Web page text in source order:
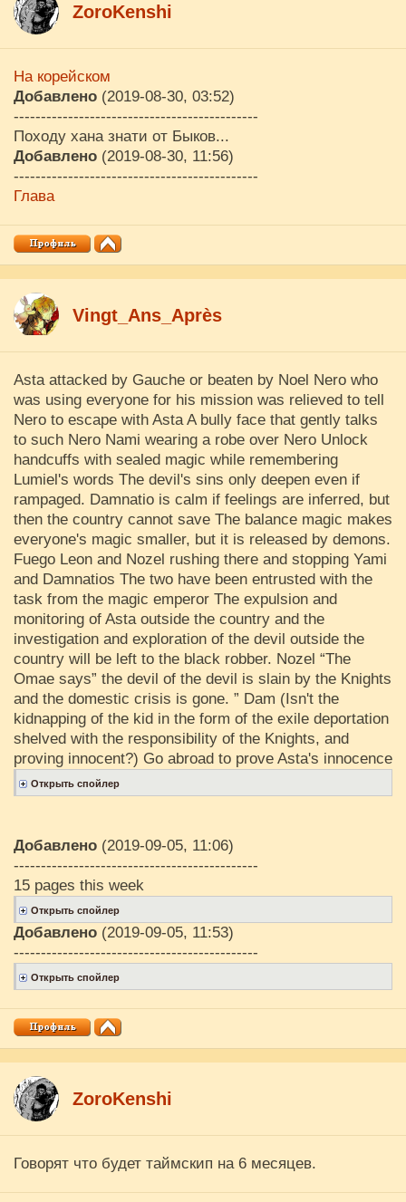
ZoroKenshi
На корейском
Добавлено (2019-08-30, 03:52)
---------------------------------------------
Походу хана знати от Быков...
Добавлено (2019-08-30, 11:56)
---------------------------------------------
Глава
Vingt_Ans_Après
Asta attacked by Gauche or beaten by Noel Nero who
was using everyone for his mission was relieved to tell
Nero to escape with Asta A bully face that gently talks
to such Nero Nami wearing a robe over Nero Unlock
handcuffs with sealed magic while remembering
Lumiel's words The devil's sins only deepen even if
rampaged. Damnatio is calm if feelings are inferred, but
then the country cannot save The balance magic makes
everyone's magic smaller, but it is released by demons.
Fuego Leon and Nozel rushing there and stopping Yami
and Damnatios The two have been entrusted with the
task from the magic emperor The expulsion and
monitoring of Asta outside the country and the
investigation and exploration of the devil outside the
country will be left to the black robber. Nozel “The
Omae says” the devil of the devil is slain by the Knights
and the domestic crisis is gone. ” Dam (Isn't the
kidnapping of the kid in the form of the exile deportation
shelved with the responsibility of the Knights, and
proving innocent?) Go abroad to prove Asta's innocence
Добавлено (2019-09-05, 11:06)
---------------------------------------------
15 pages this week
Добавлено (2019-09-05, 11:53)
---------------------------------------------
ZoroKenshi
Говорят что будет таймскип на 6 месяцев.